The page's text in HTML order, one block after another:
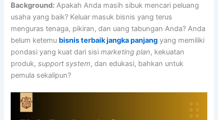
Background: Apakah Anda masih sibuk mencari peluang
usaha yang baik? Keluar masuk bisnis yang terus
menguras tenaga, pikiran, dan uang tabungan Anda? Anda
belum ketemu bisnis terbaik jangka panjang yang memiliki
pondasi yang kuat dari sisimarketing plan, kekuatan
produk,support system, dan edukasi, bahkan untuk
pemula sekalipun?